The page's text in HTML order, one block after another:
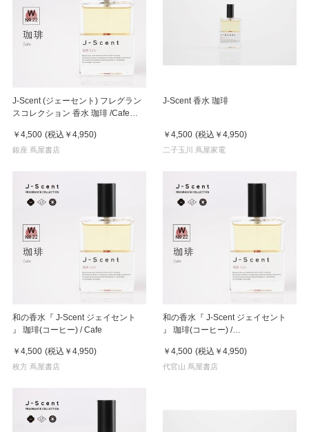
J-Scent (ジェーセント) フレグラン
スコレクション 香水 珈琲 /Cafe
￥4,500 (税込 ￥4,950)
銀座 蔦屋書店
J-Scent 香水 珈琲
￥4,500 (税込 ￥4,950)
二子玉川 蔦屋家電
和の香水『 J-Scent ジェイセント
』 珈琲(コーヒー) / Cafe
￥4,500 (税込 ￥4,950)
枚方 蔦屋書店
和の香水『 J-Scent ジェイセント
』 珈琲(コーヒー) /
￥4,500 (税込 ￥4,950)
代官山 蔦屋書店